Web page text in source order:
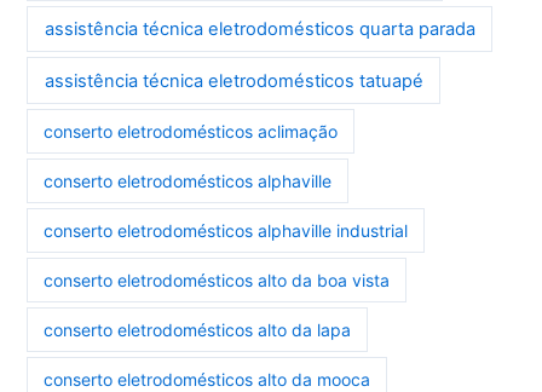
assistência técnica eletrodomésticos quarta parada
assistência técnica eletrodomésticos tatuapé
conserto eletrodomésticos aclimação
conserto eletrodomésticos alphaville
conserto eletrodomésticos alphaville industrial
conserto eletrodomésticos alto da boa vista
conserto eletrodomésticos alto da lapa
conserto eletrodomésticos alto da mooca